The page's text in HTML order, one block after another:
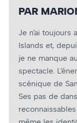
PAR
Je n’ai
Islands et,
je ne manque
spectacle.
scénique de
Ses pas de